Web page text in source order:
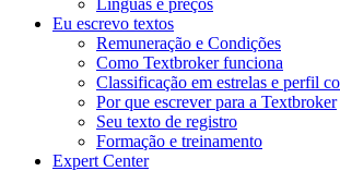
Línguas e preços
Eu escrevo textos
Remuneração e Condições
Como Textbroker funciona
Classificação em estrelas e perfil
Por que escrever para a Textbroker
Seu texto de registro
Formação e treinamento
Expert Center